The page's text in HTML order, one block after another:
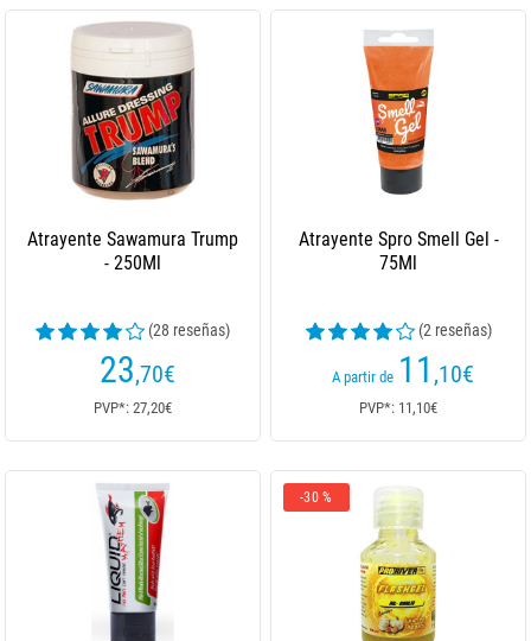
Atrayente Sawamura Trump
- 250Ml
(28 reseñas)
23,70€
PVP*: 27,20€
Atrayente Spro Smell Gel -
75Ml
(2 reseñas)
A partir de 11 ,10€
PVP*: 11,10€
-30 %